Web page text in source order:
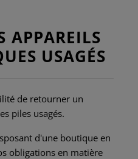
APPAREILS
USAGÉS
de retourner un
piles usagés.
d'une boutique en
obligations en matière